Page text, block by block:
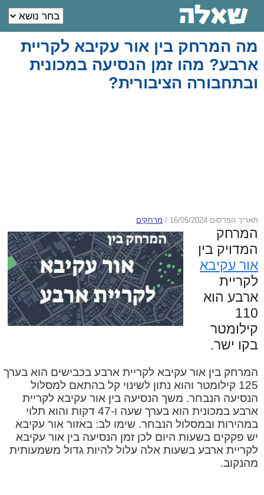
מה המרחק בין אור עקיבא לקריית
ארבע? מהו זמן הנסיעה במכונית
ובתחבורה הציבורית?
תאריך הפרסום 16/05/2024 / מרחקים
המרחק
המדויק בין
אור עקיבא
לקריית
ארבע הוא
110
קילומטר
בקו ישר.
המרחק בין אור עקיבא לקריית ארבע בכבישים הוא בערך
125 קילומטר והוא נתון לשינוי קל בהתאם למסלול
הנסיעה הנבחר. משך הנסיעה בין אור עקיבא לקריית
ארבע במכונית הוא בערך שעה ו-47 דקות והוא תלוי
במהירות ובמסלול הנבחר. שימו לב: באזור אור עקיבא
יש פקקים בשעות היום לכן זמן הנסיעה בין אור עקיבא
לקריית ארבע בשעות אלה עלול להיות גדול משמעותית
מהנקוב.